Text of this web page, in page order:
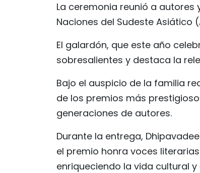
La ceremonia reunió a
Naciones del Sudeste Asiático
El galardón, que este año
sobresalientes y destaca la
Bajo el auspicio de la familia
de los premios más
generaciones de autores.
Durante la entrega,
el premio honra voces
enriqueciendo la vida cultural